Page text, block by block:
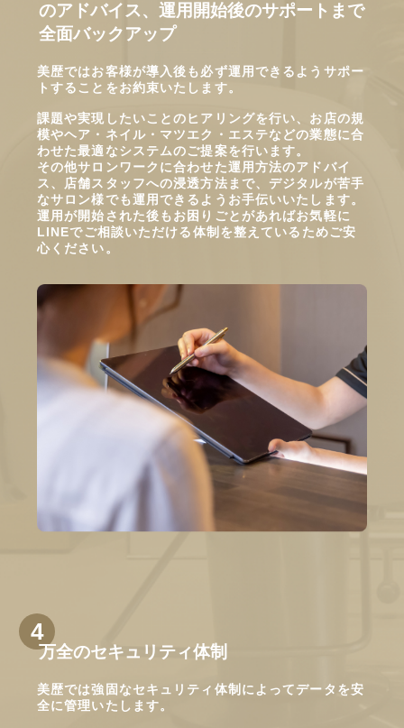
のアドバイス、運用開始後のサポートまで
全面バックアップ
美歴ではお客様が導入後も必ず運用できるようサポー
トすることをお約束いたします。
課題や実現したいことのヒアリングを行い、お店の規
模やヘア・ネイル・マツエク・エステなどの業態に合
わせた最適なシステムのご提案を行います。
その他サロンワークに合わせた運用方法のアドバイ
ス、店舗スタッフへの浸透方法まで、デジタルが苦手
なサロン様でも運用できるようお手伝いいたします。
運用が開始された後もお困りごとがあればお気軽に
LINEでご相談いただける体制を整えているためご安
心ください。
万全のセキュリティ体制
美歴では強固なセキュリティ体制によってデータを安
全に管理いたします。